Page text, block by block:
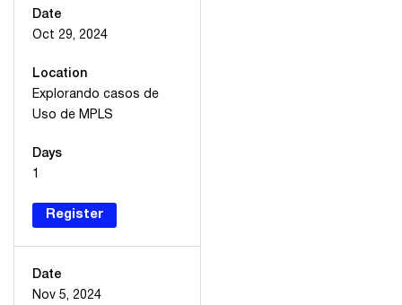
Date
Oct 29, 2024
Location
Explorando casos de
Uso de MPLS
Days
1
Register
Date
Nov 5, 2024